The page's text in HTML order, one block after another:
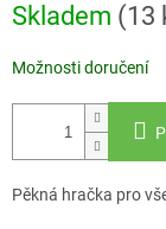
cena:
Skladem (13
Možnosti doručení
Pěkná hračka pro